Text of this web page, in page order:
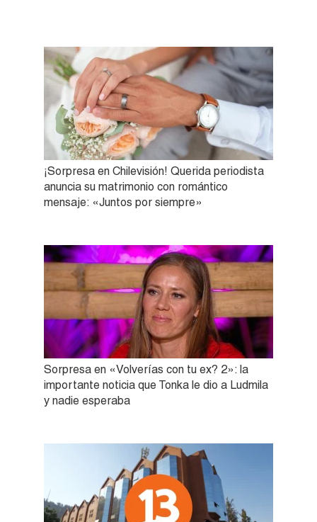
¡Sorpresa en Chilevisión! Querida periodista
anuncia su matrimonio con romántico
mensaje: «Juntos por siempre»
Sorpresa en «Volverías con tu ex? 2»: la
importante noticia que Tonka le dio a Ludmila
y nadie esperaba